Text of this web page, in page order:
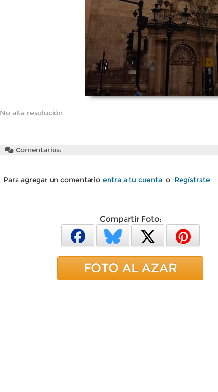
No alta resolución
Comentarios:
Para agregar un comentario entra a tu cuenta o Regístrate
Compartir Foto:
FOTO AL AZAR